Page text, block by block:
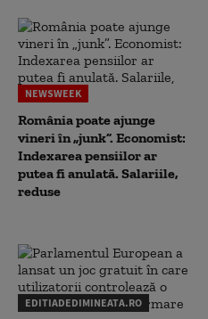
NEWSWEEK
România poate ajunge
vineri în „junk”. Economist:
Indexarea pensiilor ar
putea fi anulată. Salariile,
reduse
EDITIADEDIMINEATA.RO